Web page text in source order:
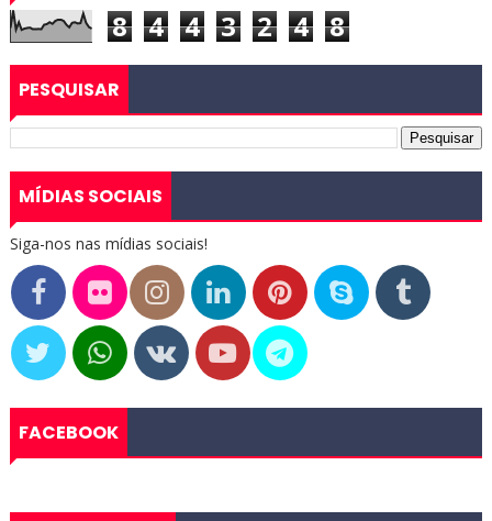
8 4 4 3 2 4 8
PESQUISAR
MÍDIAS SOCIAIS
Siga-nos nas mídias sociais!
FACEBOOK